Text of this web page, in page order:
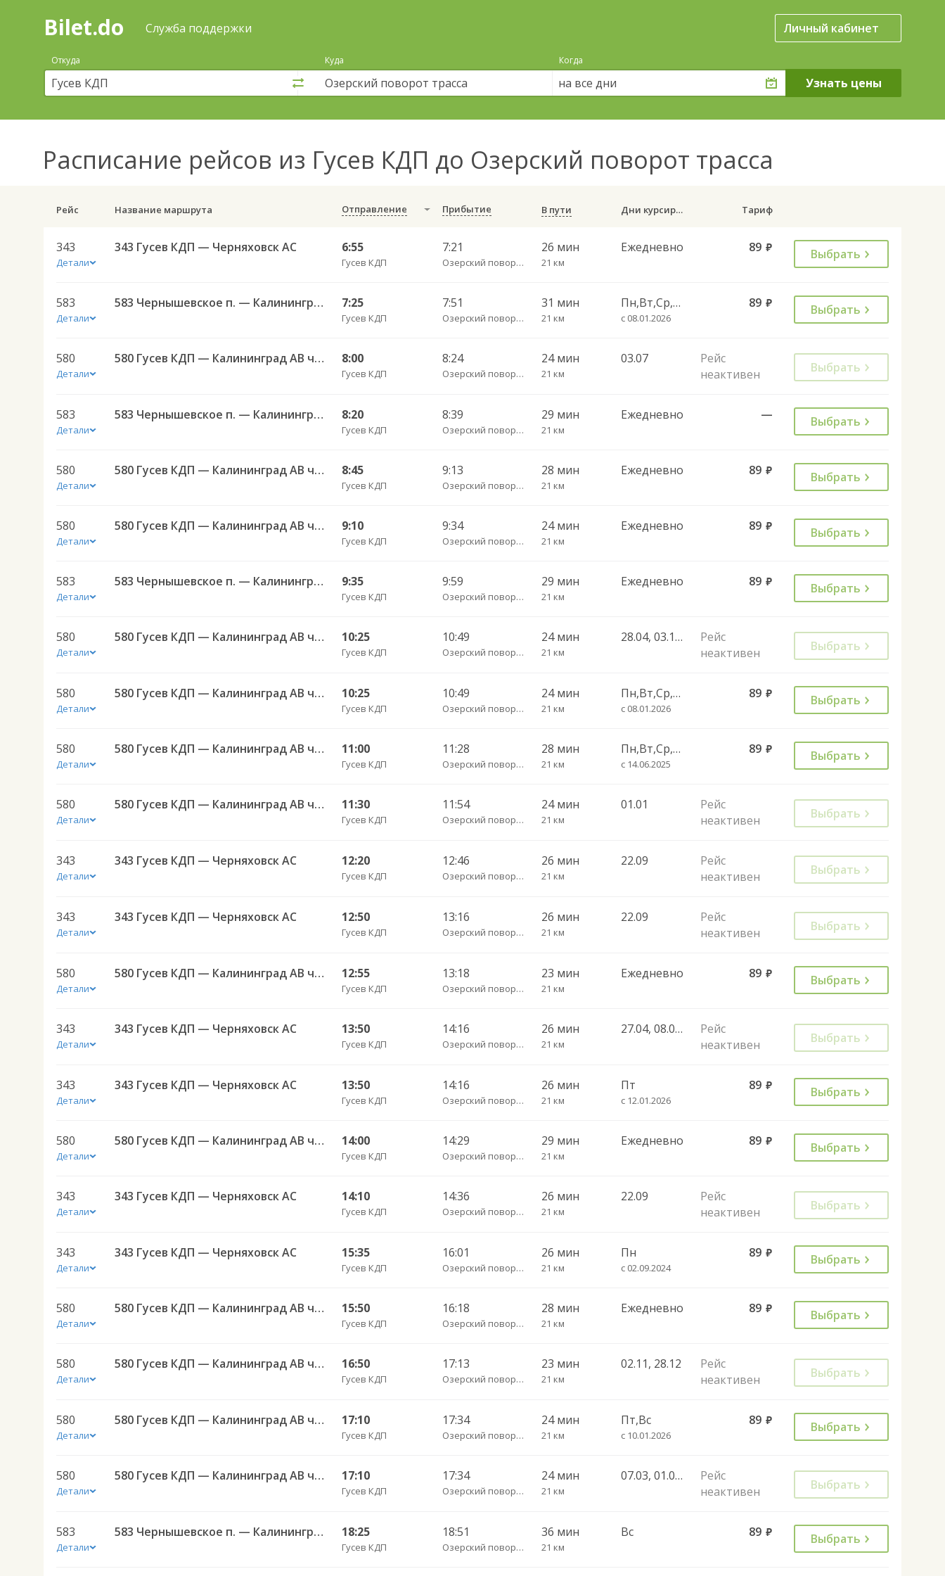
Поиск
покупка
билетов
автобус
онлайн
Bilet.do Служба поддержки Личный кабинет
Откуда Куда Когда
на все дни
Расписание рейсов из Гусев КДП до Озерский поворот трасса
Рейс Название маршрута Отправление Прибытие В пути Дни курсирования Тариф
343
Детали
343 Гусев КДП — Черняховск АС 6:55
Гусев КДП
7:21
Озерский поворот трасса
26 мин
21 км
Ежедневно 89 руб. Выбрать
583
Детали
583 Чернышевское п. — Калининград АВ ч/з Черняховск АС 7:25
Гусев КДП
7:51
Озерский поворот трасса
31 мин
21 км
Пн,Вт,Ср,Чт,Пт,Сб
с 08.01.2026
89 руб. Выбрать
580
Детали
580 Гусев КДП — Калининград АВ ч/з Черняховск АС 8:00
Гусев КДП
8:24
Озерский поворот трасса
24 мин
21 км
03.07
Рейс
неактивен
Выбрать
583
Детали
583 Чернышевское п. — Калининград АВ ч/з Черняховск АС 8:20
Гусев КДП
8:39
Озерский поворот трасса
29 мин
21 км
Ежедневно — Выбрать
580
Детали
580 Гусев КДП — Калининград АВ ч/з Черняховск АС 8:45
Гусев КДП
9:13
Озерский поворот трасса
28 мин
21 км
Ежедневно 89 руб. Выбрать
580
Детали
580 Гусев КДП — Калининград АВ ч/з Черняховск АС 9:10
Гусев КДП
9:34
Озерский поворот трасса
24 мин
21 км
Ежедневно 89 руб. Выбрать
583
Детали
583 Чернышевское п. — Калининград АВ ч/з Черняховск АС 9:35
Гусев КДП
9:59
Озерский поворот трасса
29 мин
21 км
Ежедневно 89 руб. Выбрать
580
Детали
580 Гусев КДП — Калининград АВ ч/з Черняховск АС 10:25
Гусев КДП
10:49
Озерский поворот трасса
24 мин
21 км
28.04, 03.11, 29.12, 02.05, 09.05, 13.06
Рейс
неактивен
Выбрать
580
Детали
580 Гусев КДП — Калининград АВ ч/з Черняховск АС 10:25
Гусев КДП
10:49
Озерский поворот трасса
24 мин
21 км
Пн,Вт,Ср,Чт,Сб
с 08.01.2026
89 руб. Выбрать
580
Детали
580 Гусев КДП — Калининград АВ ч/з Черняховск АС 11:00
Гусев КДП
11:28
Озерский поворот трасса
28 мин
21 км
Пн,Вт,Ср,Чт,Пт,Вс
с 14.06.2025
89 руб. Выбрать
580
Детали
580 Гусев КДП — Калининград АВ ч/з Черняховск АС 11:30
Гусев КДП
11:54
Озерский поворот трасса
24 мин
21 км
01.01
Рейс
неактивен
Выбрать
343
Детали
343 Гусев КДП — Черняховск АС 12:20
Гусев КДП
12:46
Озерский поворот трасса
26 мин
21 км
22.09
Рейс
неактивен
Выбрать
343
Детали
343 Гусев КДП — Черняховск АС 12:50
Гусев КДП
13:16
Озерский поворот трасса
26 мин
21 км
22.09
Рейс
неактивен
Выбрать
580
Детали
580 Гусев КДП — Калининград АВ ч/з Черняховск АС 12:55
Гусев КДП
13:18
Озерский поворот трасса
23 мин
21 км
Ежедневно 89 руб. Выбрать
343
Детали
343 Гусев КДП — Черняховск АС 13:50
Гусев КДП
14:16
Озерский поворот трасса
26 мин
21 км
27.04, 08.05, 02.11, 28.12, 30.04, 07.05, 11.06, 01.11
Рейс
неактивен
Выбрать
343
Детали
343 Гусев КДП — Черняховск АС 13:50
Гусев КДП
14:16
Озерский поворот трасса
26 мин
21 км
Пт
с 12.01.2026
89 руб. Выбрать
580
Детали
580 Гусев КДП — Калининград АВ ч/з Черняховск АС 14:00
Гусев КДП
14:29
Озерский поворот трасса
29 мин
21 км
Ежедневно 89 руб. Выбрать
343
Детали
343 Гусев КДП — Черняховск АС 14:10
Гусев КДП
14:36
Озерский поворот трасса
26 мин
21 км
22.09
Рейс
неактивен
Выбрать
343
Детали
343 Гусев КДП — Черняховск АС 15:35
Гусев КДП
16:01
Озерский поворот трасса
26 мин
21 км
Пн
с 02.09.2024
89 руб. Выбрать
580
Детали
580 Гусев КДП — Калининград АВ ч/з Черняховск АС 15:50
Гусев КДП
16:18
Озерский поворот трасса
28 мин
21 км
Ежедневно 89 руб. Выбрать
580
Детали
580 Гусев КДП — Калининград АВ ч/з Черняховск АС 16:50
Гусев КДП
17:13
Озерский поворот трасса
23 мин
21 км
02.11, 28.12
Рейс
неактивен
Выбрать
580
Детали
580 Гусев КДП — Калининград АВ ч/з Черняховск АС 17:10
Гусев КДП
17:34
Озерский поворот трасса
24 мин
21 км
Пт,Вс
с 10.01.2026
89 руб. Выбрать
580
Детали
580 Гусев КДП — Калининград АВ ч/з Черняховск АС 17:10
Гусев КДП
17:34
Озерский поворот трасса
24 мин
21 км
07.03, 01.05, 09.05, 20.05, 12.06, 06.11, 01.01, 02.01, 08.01, 22.02, 07.03, 27.04, 01.05, 08.05, 02.11, 04.11, 28.12, 01.01, 02.01, 30.04, 07.05, 11.06, 01.11, 04.11, 01.01
Рейс
неактивен
Выбрать
583
Детали
583 Чернышевское п. — Калининград АВ ч/з Черняховск АС 18:25
Гусев КДП
18:51
Озерский поворот трасса
36 мин
21 км
Вс 89 руб. Выбрать